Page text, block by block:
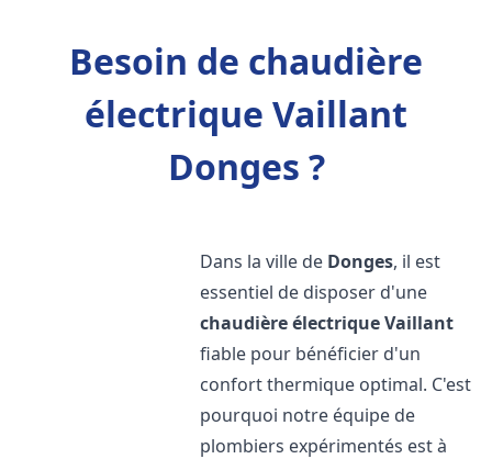
Besoin de chaudière
électrique Vaillant
Donges ?
Dans la ville de Donges, il est
essentiel de disposer d'une
chaudière électrique Vaillant
fiable pour bénéficier d'un
confort thermique optimal. C'est
pourquoi notre équipe de
plombiers expérimentés est à